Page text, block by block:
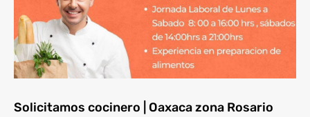
Solicitamos cocinero | Oaxaca zona Rosario